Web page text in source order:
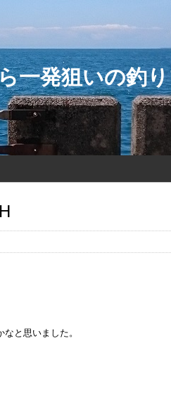
一発狙いの釣
と思いました。